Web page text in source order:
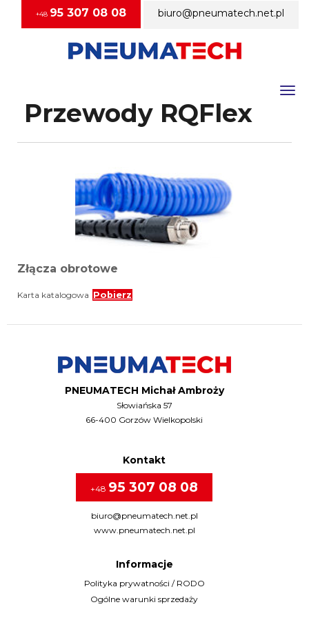
+48 95 307 08 08 biuro@pneumatech.net.pl
Przewody RQFlex
Złącza obrotowe
Karta katalogowa Pobierz
PNEUMATECH Michał Ambroży
Słowiańska 57
66-400 Gorzów Wielkopolski
Kontakt
+48 95 307 08 08
biuro@pneumatech.net.pl
www.pneumatech.net.pl
Informacje
Polityka prywatności / RODO
Ogólne warunki sprzedaży